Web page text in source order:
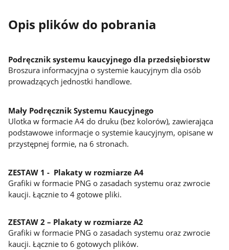
Opis plików do pobrania
Podręcznik systemu kaucyjnego dla przedsiębiorstw
Broszura informacyjna o systemie kaucyjnym dla osób
prowadzących jednostki handlowe.
Mały Podręcznik Systemu Kaucyjnego
Ulotka w formacie A4 do druku (bez kolorów), zawierająca
podstawowe informacje o systemie kaucyjnym, opisane w
przystępnej formie, na 6 stronach.
ZESTAW 1 - Plakaty w rozmiarze A4
Grafiki w formacie PNG o zasadach systemu oraz zwrocie
kaucji. Łącznie to 4 gotowe pliki.
ZESTAW 2 – Plakaty w rozmiarze A2
Grafiki w formacie PNG o zasadach systemu oraz zwrocie
kaucji. Łącznie to 6 gotowych plików.